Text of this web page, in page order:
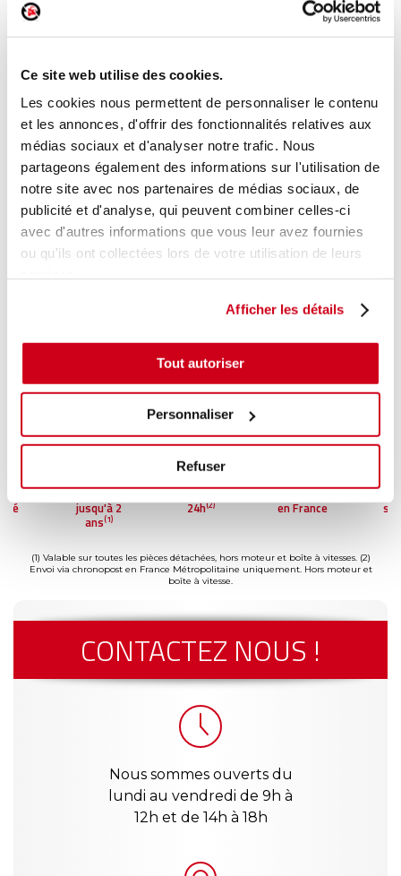
Ce site web utilise des cookies.
Les cookies nous permettent de personnaliser le contenu
et les annonces, d'offrir des fonctionnalités relatives aux
médias sociaux et d'analyser notre trafic. Nous
partageons également des informations sur l'utilisation de
notre site avec nos partenaires de médias sociaux, de
publicité et d'analyse, qui peuvent combiner celles-ci
avec d'autres informations que vous leur avez fournies
ou qu'ils ont collectées lors de votre utilisation de leurs
Afficher les détails
Tout autoriser
Personnaliser
Refuser
Réf. :229001
Réf. constructeur :
69205B1020
DAIHATSU MATERIA
Modèle de provenance
Caractéristiques techniques
En stock 18,00 € TTC
AJOUTER AU PANIER
Garantie
jusqu'à 2
ans(1)
Livraison dès
24h(2)
Reconditionné
en France
(1) Valable sur toutes les pièces détachées, hors moteur et boîte à vitesses. (2)
Envoi via chronopost en France Métropolitaine uniquement. Hors moteur et
boîte à vitesse.
CONTACTEZ NOUS !
Nous sommes ouverts du
lundi au vendredi de 9h à
12h et de 14h à 18h